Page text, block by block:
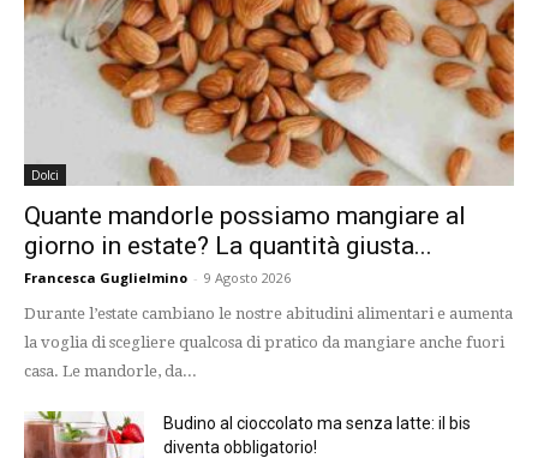
Dolci
Quante mandorle possiamo mangiare al
giorno in estate? La quantità giusta...
Francesca Guglielmino - 9 Agosto 2026
Durante l’estate cambiano le nostre abitudini alimentari e aumenta
la voglia di scegliere qualcosa di pratico da mangiare anche fuori
casa. Le mandorle, da...
Budino al cioccolato ma senza latte: il bis
diventa obbligatorio!